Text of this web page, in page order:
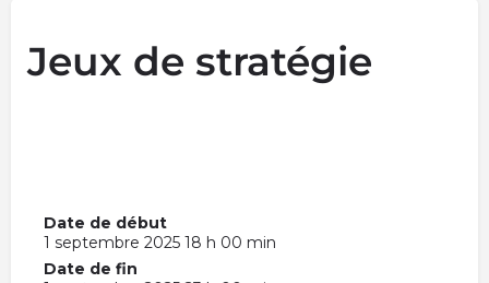
Jeux de stratégie
Date de début
1 septembre 2025 18 h 00 min
Date de fin